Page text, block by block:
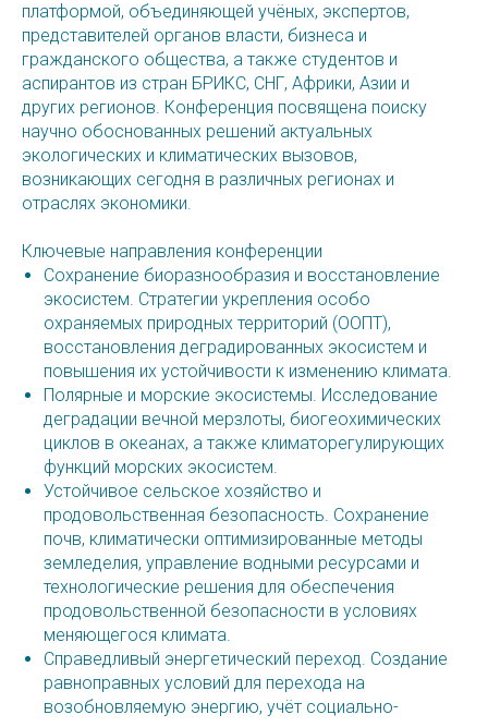
платформой, объединяющей учёных, экспертов,
представителей органов власти, бизнеса и
гражданского общества, а также студентов и
аспирантов из стран БРИКС, СНГ, Африки, Азии и
других регионов. Конференция посвящена поиску
научно обоснованных решений актуальных
экологических и климатических вызовов,
возникающих сегодня в различных регионах и
отраслях экономики.
Ключевые направления конференции
Сохранение биоразнообразия и восстановление
экосистем. Стратегии укрепления особо
охраняемых природных территорий (ООПТ),
восстановления деградированных экосистем и
повышения их устойчивости к изменению климата.
Полярные и морские экосистемы. Исследование
деградации вечной мерзлоты, биогеохимических
циклов в океанах, а также климаторегулирующих
функций морских экосистем.
Устойчивое сельское хозяйство и
продовольственная безопасность. Сохранение
почв, климатически оптимизированные методы
земледелия, управление водными ресурсами и
технологические решения для обеспечения
продовольственной безопасности в условиях
меняющегося климата.
Справедливый энергетический переход. Создание
равноправных условий для перехода на
возобновляемую энергию, учёт социально-